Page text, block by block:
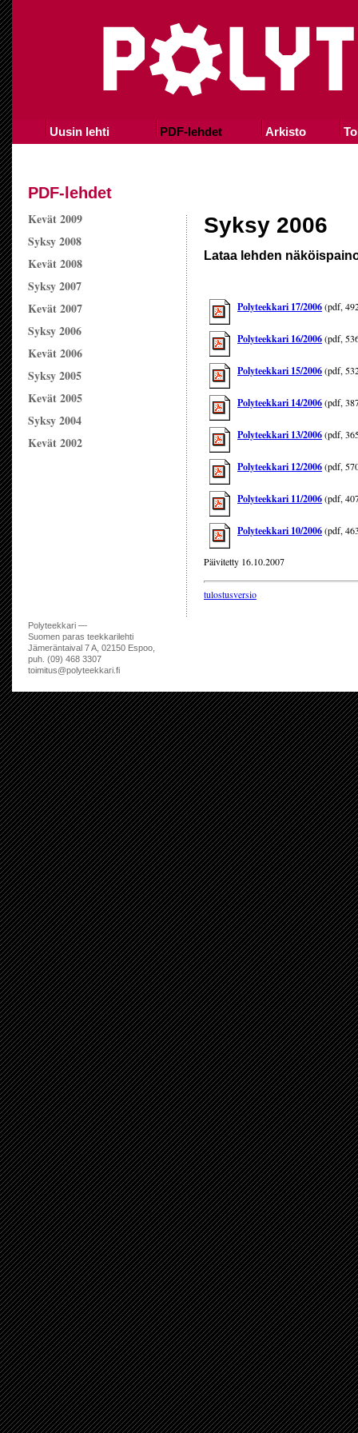
Uusin lehti PDF-lehdet Arkisto
PDF-lehdet
Kevät 2009
Syksy 2008
Kevät 2008
Syksy 2007
Kevät 2007
Syksy 2006
Kevät 2006
Syksy 2005
Kevät 2005
Syksy 2004
Kevät 2002
Syksy 2006
Lataa lehden
Polyteekkari 17/2006(pdf,
Polyteekkari 16/2006(pdf,
Polyteekkari 15/2006(pdf,
Polyteekkari 14/2006(pdf,
Polyteekkari 13/2006(pdf,
Polyteekkari 12/2006(pdf,
Polyteekkari 11/2006(pdf,
Polyteekkari 10/2006(pdf,
Päivitetty 16.10.2007
tulostusversio
Polyteekkari —
Suomen paras teekkarilehti
Jämeräntaival 7 A, 02150 Espoo,
puh. (09) 468 3307
toimitus@polyteekkari.fi